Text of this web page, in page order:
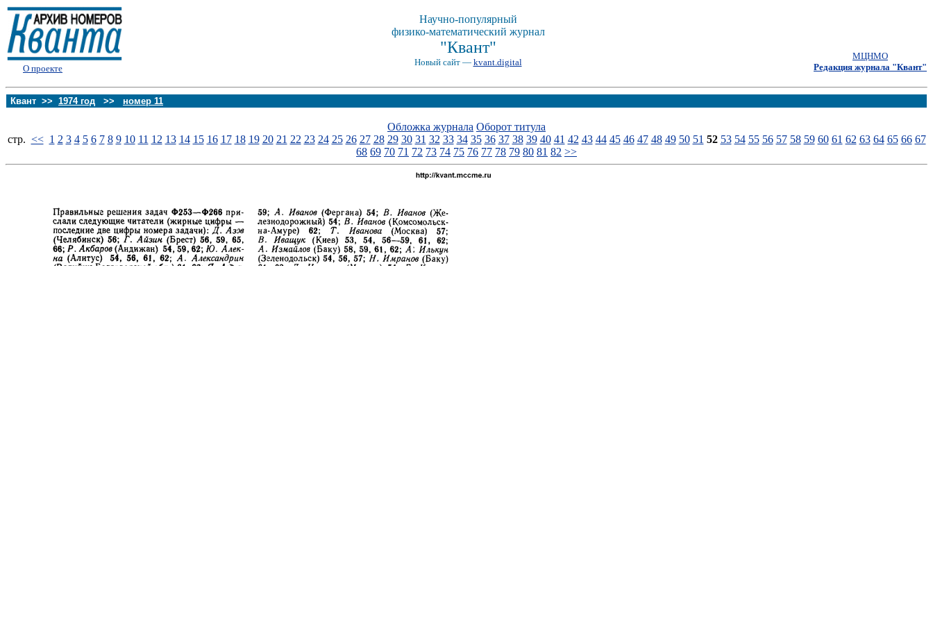
О проекте
Научно-популярный
физико-математический журнал
"Квант"
Новый сайт — kvant.digital
МЦНМО
Редакция журнала "Квант"
Квант >> 1974 год >> номер 11
Обложка журнала Оборот титула
стp. << 1 2 3 4 5 6 7 8 9 10 11 12 13 14 15 16 17 18 19 20 21 22 23 24 25 26 27 28 29 30 31 32 33 34 35 36 37 38 39 40 41 42 43 44 45 46 47 48 49 50 51 52 53 54 55 56 57 58 59 60 61 62 63 64 65 66 67
68 69 70 71 72 73 74 75 76 77 78 79 80 81 82 >>